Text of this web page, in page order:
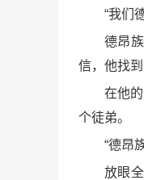
“我们
德昂
信，他找
在他
个徒弟。
“德昂
放眼